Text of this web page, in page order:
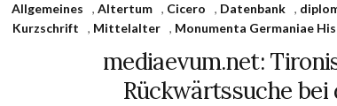
Allgemeines , Altertum , Cicero , Datenbank ,
Kurzschrift
, Mittelalter , Monumenta Germaniae
mediaevum.net:
Rückwärtssuche bei